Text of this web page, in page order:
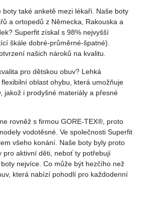
boty také anketě mezi lékaři. Naše boty
a ortopedů z Německa, Rakouska a
Superfit získal s 98% nejvyšší
škále dobré-průměrné-špatné).
našich nároků na kvalitu.
pro dětskou obuv? Lehká
oblast ohybu, která umožňuje
jakož i prodyšné materiály a přesné
rovněž s firmou GORE-TEX®, proto
vodotěsné. Ve společnosti Superfit
všeho konání. Naše boty byly proto
pro aktivní děti, neboť ty potřebují
nejvíce. Co může být hezčího než
která nabízí pohodlí pro každodenní